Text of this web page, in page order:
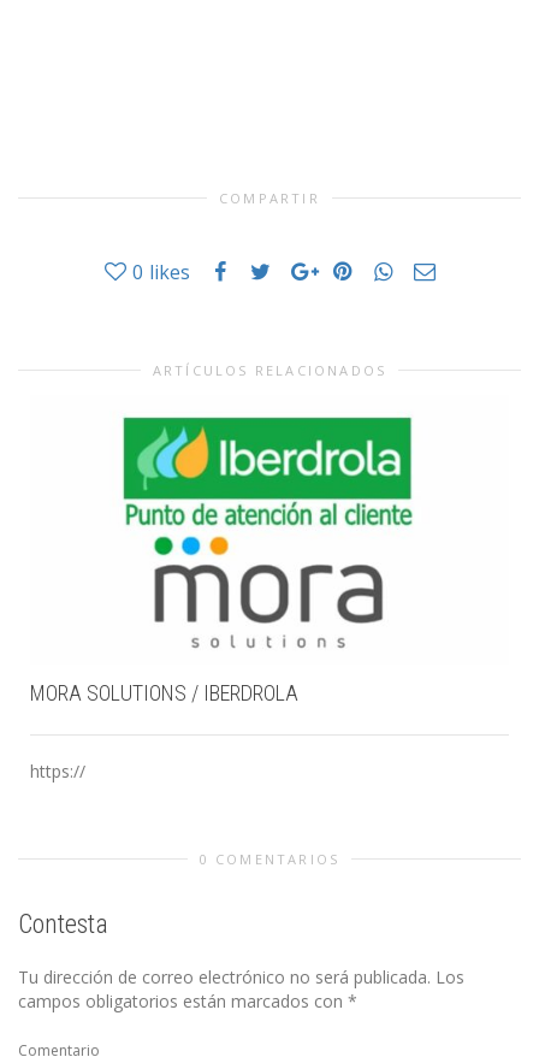
COMPARTIR
0 likes
ARTÍCULOS RELACIONADOS
MORA SOLUTIONS / IBERDROLA
https://
0 COMENTARIOS
Contesta
Tu dirección de correo electrónico no será publicada. Los
campos obligatorios están marcados con *
Comentario